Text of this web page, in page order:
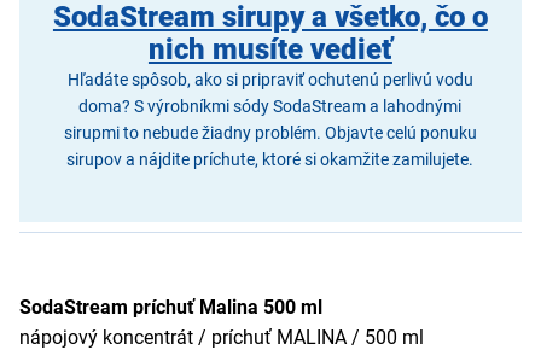
SodaStream sirupy a všetko, čo o
nich musíte vedieť
Hľadáte spôsob, ako si pripraviť ochutenú perlivú vodu
doma? S výrobníkmi sódy SodaStream a lahodnými
sirupmi to nebude žiadny problém. Objavte celú ponuku
sirupov a nájdite príchute, ktoré si okamžite zamilujete.
SodaStream príchuť Malina 500 ml
nápojový koncentrát / príchuť MALINA / 500 ml